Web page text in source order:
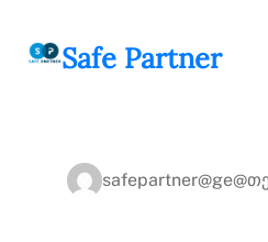
გადასვლაSafe Partner
safepartner@ge@